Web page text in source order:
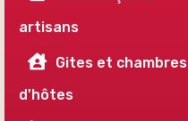
artisans
Gites et chambres
d'hôtes